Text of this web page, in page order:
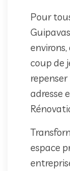
Pour
coup de
adresse
espace